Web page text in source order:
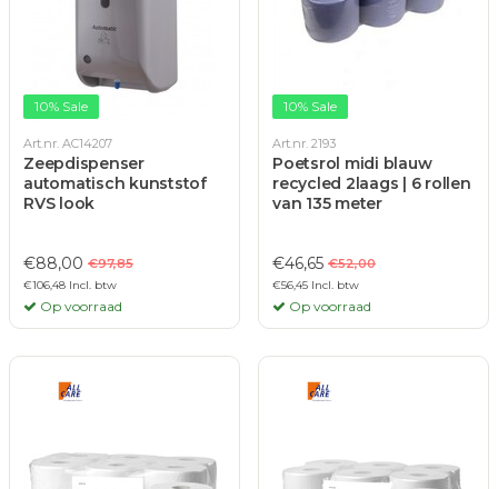
10% Sale
Art.nr. AC14207
Zeepdispenser
automatisch kunststof
RVS look
€88,00 €97,85
€106,48 Incl. btw
Op voorraad
10% Sale
Art.nr. 2193
Poetsrol midi blauw
recycled 2laags | 6 rollen
van 135 meter
€46,65 €52,00
€56,45 Incl. btw
Op voorraad